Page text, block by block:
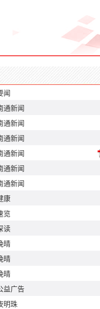
闻
通新闻
通新闻
通新闻
通新闻
通新闻
通新闻
康
览
读
晴
晴
晴
益广告
明珠